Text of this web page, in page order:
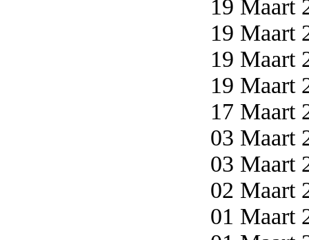
19 Maart
19 Maart
19 Maart
19 Maart
17 Maart
03 Maart
03 Maart
02 Maart
01 Maart